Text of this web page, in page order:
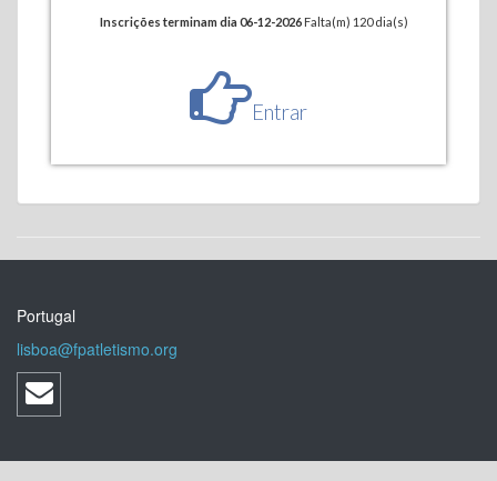
Inscrições terminam dia 06-12-2026 Falta(m) 120 dia(s)
Entrar
Portugal
lisboa@fpatletismo.org